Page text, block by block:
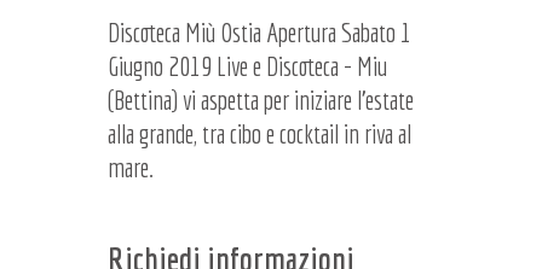
Discoteca Miù Ostia Apertura Sabato 1
Giugno 2019 Live e Discoteca - Miu
(Bettina) vi aspetta per iniziare l'estate
alla grande, tra cibo e cocktail in riva al
mare.
Richiedi informazioni